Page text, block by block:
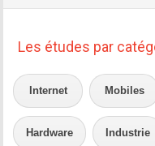
Les études par
Internet Mobiles
Hardware Industrie